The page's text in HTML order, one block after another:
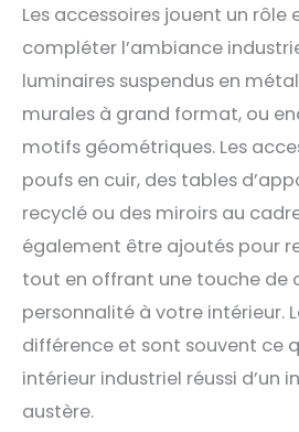
Les accessoires jouent un rôle
compléter l’ambiance
luminaires suspendus en
murales à grand format, ou
motifs géométriques. Les
poufs en cuir, des tables
recyclé ou des miroirs au
également être ajoutés pour
tout en offrant une touche de
personnalité à votre intérieur.
différence et sont souvent ce
intérieur industriel réussi d’un
austère.